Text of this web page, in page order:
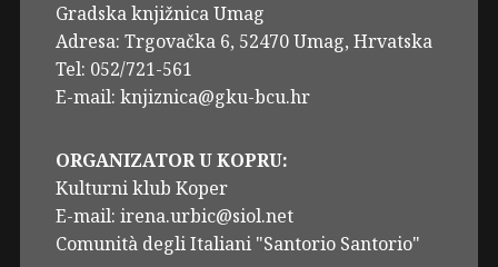
Gradska knjižnica Umag
Adresa: Trgovačka 6, 52470 Umag, Hrvatska
Tel: 052/721-561
E-mail: knjiznica@gku-bcu.hr
ORGANIZATOR U KOPRU:
Kulturni klub Koper
E-mail: irena.urbic@siol.net
Comunità degli Italiani "Santorio Santorio"